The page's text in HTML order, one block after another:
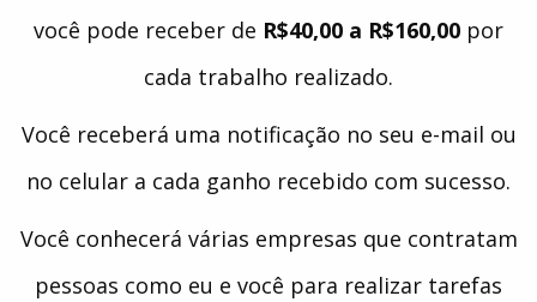
você pode receber de R$40,00 a R$160,00 por
cada trabalho realizado.
Você receberá uma notificação no seu e-mail ou
no celular a cada ganho recebido com sucesso.
Você conhecerá várias empresas que contratam
pessoas como eu e você para realizar tarefas